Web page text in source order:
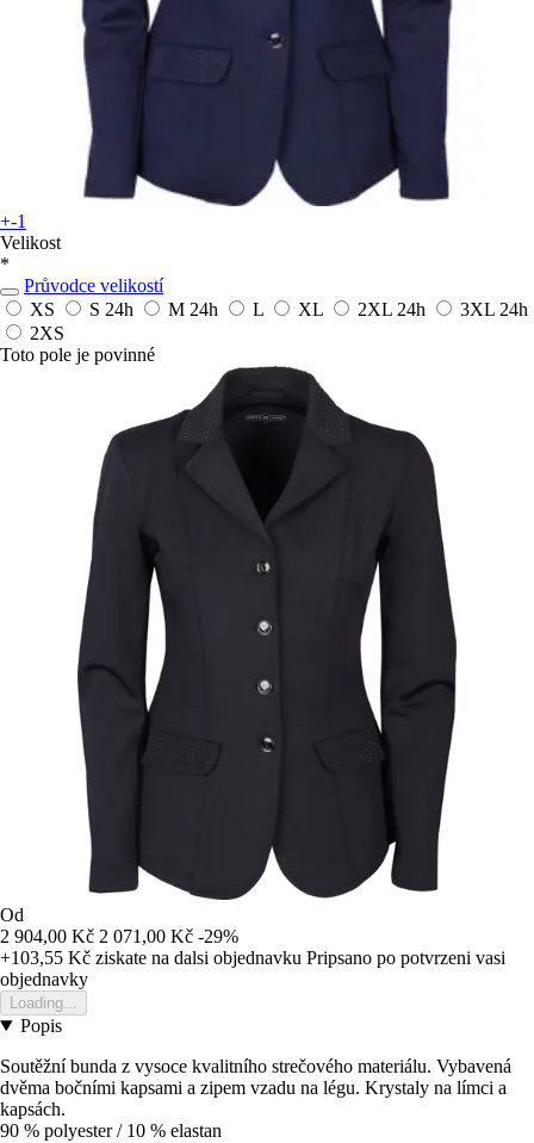
+-1
Velikost
*
Průvodce velikostí
XS
S 24h M 24h L XL 2XL 24h 3XL 24h
2XS
Toto pole je povinné
Od
2 904,00 Kč 2 071,00 Kč -29%
+103,55 Kč ziskate na dalsi objednavku Pripsano po potvrzeni vasi
objednavky
Loading...
Popis
Soutěžní bunda z vysoce kvalitního strečového materiálu. Vybavená
dvěma bočními kapsami a zipem vzadu na légu. Krystaly na límci a
kapsách.
90 % polyester / 10 % elastan